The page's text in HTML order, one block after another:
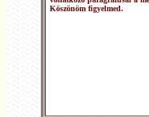
Köszönöm figyelmed.